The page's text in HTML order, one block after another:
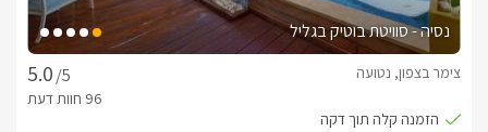
נסיה - סוויטת בוטיק בגליל
/5
צימר בצפון, נטועה